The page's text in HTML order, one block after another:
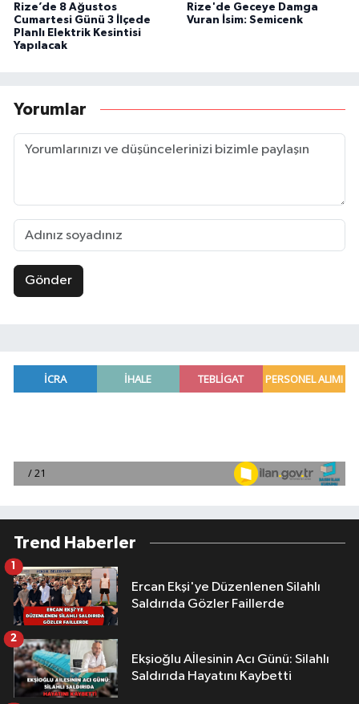
Rize’de 8 Ağustos
Cumartesi Günü 3 İlçede
Planlı Elektrik Kesintisi
Yapılacak
Rize'de Geceye Damga
Vuran İsim: Semicenk
Yorumlar
Gönder
Trend Haberler
Ercan Ekşi'ye Düzenlenen Silahlı
Saldırıda Gözler Faillerde
1
Ekşioğlu Aİlesinin Acı Günü: Silahlı
Saldırıda Hayatını Kaybetti
2